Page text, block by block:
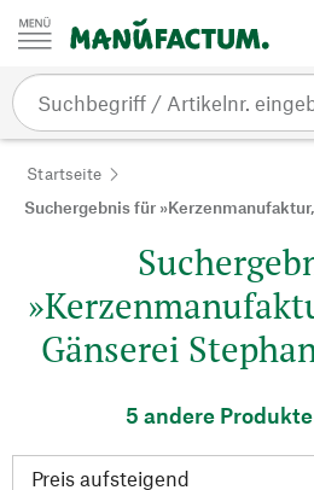
Zum Inhalt springen
Startseite
Suchergebnis für
Gänserei
5 andere